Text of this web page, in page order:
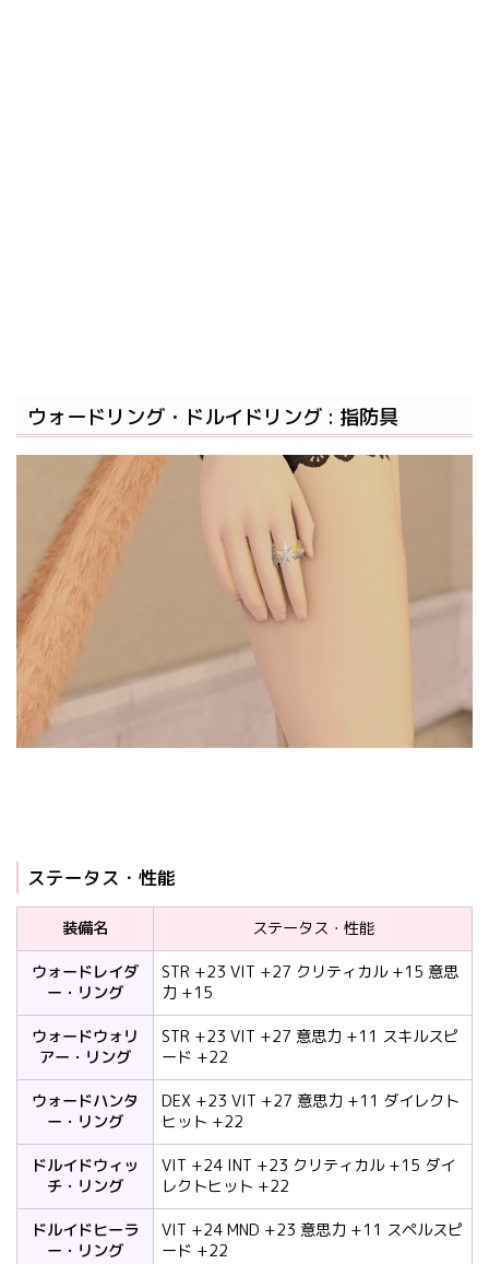
ウォードリング・ドルイドリング : 指防具
ステータス・性能
装備名
ステータス・性能
ウォードレイダ
ー・リング
STR +23 VIT +27 クリティカル +15 意思
力 +15
ウォードウォリ
アー・リング
STR +23 VIT +27 意思力 +11 スキルスピ
ード +22
ウォードハンタ
ー・リング
DEX +23 VIT +27 意思力 +11 ダイレクト
ヒット +22
ドルイドウィッ
チ・リング
VIT +24 INT +23 クリティカル +15 ダイ
レクトヒット +22
ドルイドヒーラ
ー・リング
VIT +24 MND +23 意思力 +11 スペルスピ
ード +22